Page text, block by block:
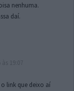
nenhuma.
daí.
link que deixo aí